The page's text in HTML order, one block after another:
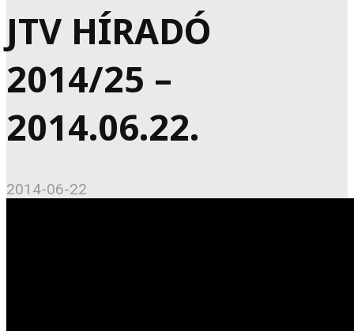
JTV HÍRADÓ
2014/25 –
2014.06.22.
2014-06-22